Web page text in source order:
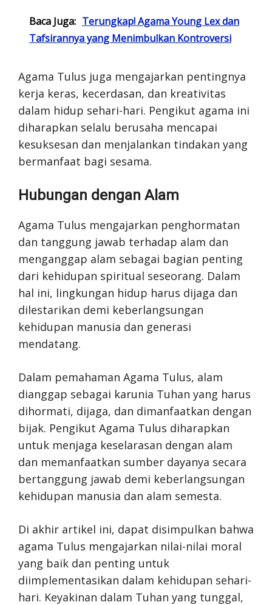
Baca Juga: Terungkap! Agama Young Lex dan
Tafsirannya yang Menimbulkan Kontroversi
Agama Tulus juga mengajarkan pentingnya
kerja keras, kecerdasan, dan kreativitas
dalam hidup sehari-hari. Pengikut agama ini
diharapkan selalu berusaha mencapai
kesuksesan dan menjalankan tindakan yang
bermanfaat bagi sesama.
Hubungan dengan Alam
Agama Tulus mengajarkan penghormatan
dan tanggung jawab terhadap alam dan
menganggap alam sebagai bagian penting
dari kehidupan spiritual seseorang. Dalam
hal ini, lingkungan hidup harus dijaga dan
dilestarikan demi keberlangsungan
kehidupan manusia dan generasi
mendatang.
Dalam pemahaman Agama Tulus, alam
dianggap sebagai karunia Tuhan yang harus
dihormati, dijaga, dan dimanfaatkan dengan
bijak. Pengikut Agama Tulus diharapkan
untuk menjaga keselarasan dengan alam
dan memanfaatkan sumber dayanya secara
bertanggung jawab demi keberlangsungan
kehidupan manusia dan alam semesta.
Di akhir artikel ini, dapat disimpulkan bahwa
agama Tulus mengajarkan nilai-nilai moral
yang baik dan penting untuk
diimplementasikan dalam kehidupan sehari-
hari. Keyakinan dalam Tuhan yang tunggal,